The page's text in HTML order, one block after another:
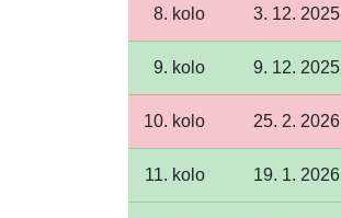
8. kolo 3. 12. 2025
9. kolo 9. 12. 2025
10. kolo 25. 2. 2026
11. kolo 19. 1. 2026